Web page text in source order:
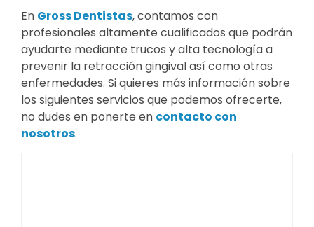
En Gross Dentistas, contamos con
profesionales altamente cualificados que podrán
ayudarte mediante trucos y alta tecnología a
prevenir la retracción gingival así como otras
enfermedades. Si quieres más información sobre
los siguientes servicios que podemos ofrecerte,
no dudes en ponerte en contacto con
nosotros.